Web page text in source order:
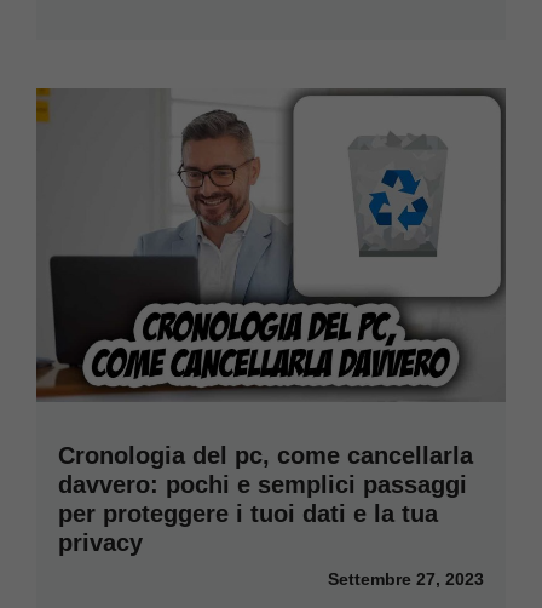
Cronologia del pc, come cancellarla
davvero: pochi e semplici passaggi
per proteggere i tuoi dati e la tua
privacy
Settembre 27, 2023